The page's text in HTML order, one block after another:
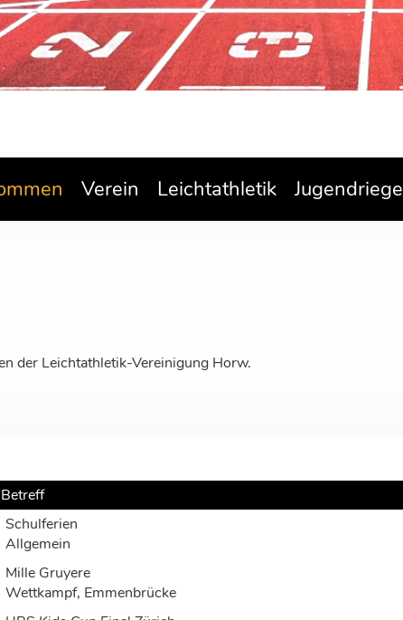
Verein Leichtathletik Jugendriege
der Leichtathletik-Vereinigung Horw.
Betreff
Schulferien
Allgemein
Mille Gruyere
Wettkampf, Emmenbrücke